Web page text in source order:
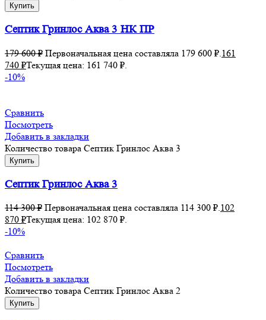
Купить
Септик Гринлос Аква 3 НК ПР
179 600₽ Первоначальная цена составляла 179 600 ₽.161
740 ₽Текущая цена: 161 740 ₽.
-10%
Сравнить
Посмотреть
Добавить в закладки
Количество товара Септик Гринлос Аква 3
Купить
Септик Гринлос Аква 3
114 300₽ Первоначальная цена составляла 114 300 ₽.102
870 ₽Текущая цена: 102 870 ₽.
-10%
Сравнить
Посмотреть
Добавить в закладки
Количество товара Септик Гринлос Аква 2
Купить